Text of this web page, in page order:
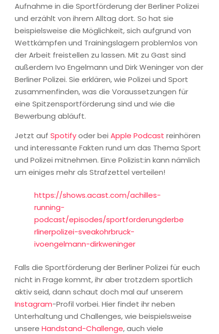
Aufnahme in die Sportförderung der Berliner Polizei
und erzählt von ihrem Alltag dort. So hat sie
beispielsweise die Möglichkeit, sich aufgrund von
Wettkämpfen und Trainingslagern problemlos von
der Arbeit freistellen zu lassen. Mit zu Gast sind
außerdem Ivo Engelmann und Dirk Weninger von der
Berliner Polizei. Sie erklären, wie Polizei und Sport
zusammenfinden, was die Voraussetzungen für
eine Spitzensportförderung sind und wie die
Bewerbung abläuft.
Jetzt auf Spotifyoder bei Apple Podcast reinhören
und interessante Fakten rund um das Thema Sport
und Polizei mitnehmen. Ein:e Polizist:in kann nämlich
um einiges mehr als Strafzettel verteilen!
https://shows.acast.com/achilles-
running-
podcast/episodes/sportforderungderbe
rlinerpolizei-sveakohrbruck-
ivoengelmann-dirkweninger
Falls die Sportförderung der Berliner Polizei für euch
nicht in Frage kommt, ihr aber trotzdem sportlich
aktiv seid, dann schaut doch mal auf unserem
Instagram-Profil vorbei. Hier findet ihr neben
Unterhaltung und Challenges, wie beispielsweise
unsere Handstand-Challenge, auch viele